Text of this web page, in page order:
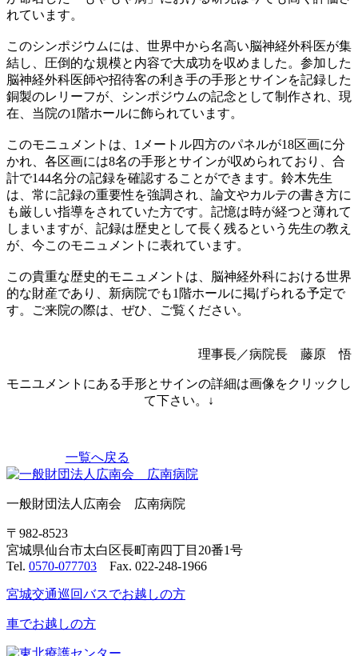
れています。
このシンポジウムには、世界中から名高い脳神経外科医が集
結し、圧倒的な規模と内容で大成功を収めました。参加した
脳神経外科医師や招待客の利き手の手形とサインを記録した
銅製のレリーフが、シンポジウムの記念として制作され、現
在、当院の1 階ホールに飾られています。
このモニュメントは、 1 メートル四方のパネルが18区画に分
かれ、各区画には8名の手形とサインが収められており、合
計で144名分の記録を確認することができます。鈴木先生
は、常に記録の重要性を強調され、論文やカルテの書き方に
も厳しい指導をされていた方です。記憶は時が経つと薄れて
しまいますが、記録は歴史として長く残るという先生の教え
が、今このモニュメントに表れています。
この貴重な歴史的モニュメントは、脳神経外科における世界
的な財産であり、新病院でも1 階ホールに掲げられる予定で
す。ご来院の際は、ぜひ、ご覧ください。
理事長／病院長 藤原 悟
モニユメントにある手形とサインの詳細は画像をクリックし
て下さい。↓
一覧へ戻る
一般財団法人広南会 広南病院
〒982-8523
宮城県仙台市太白区長町南四丁目20番1号
Tel. 0570-077703 Fax. 022-248-1966
宮城交通巡回バスでお越しの方
車でお越しの方